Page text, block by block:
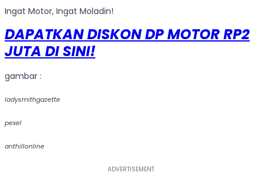
Ingat Motor, Ingat Moladin!
DAPATKAN DISKON DP MOTOR RP2
JUTA DI SINI!
gambar :
ladysmithgazette
pexel
anthillonline